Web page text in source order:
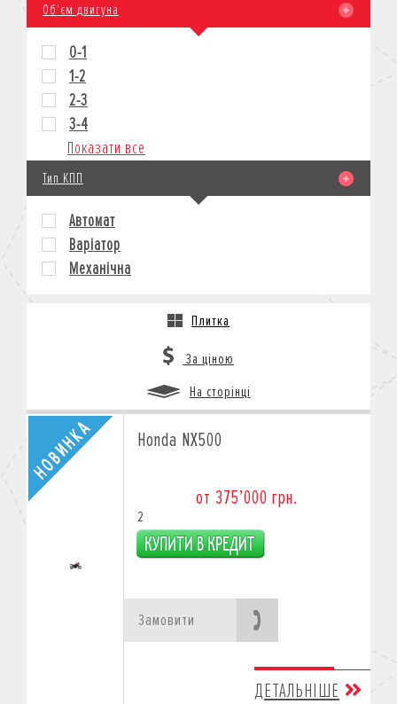
Об'єм двигуна
0-1
1-2
2-3
3-4
Показати все
Тип КПП
Автомат
Варіатор
Механічна
Плитка
За ціною
На сторінці
Honda NX500
от 375’000 грн.
2
Замовити
ДЕТАЛЬНІШЕ